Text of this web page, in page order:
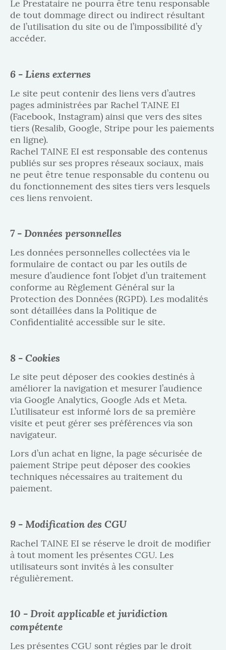
Le Prestataire ne pourra être tenu responsable
de tout dommage direct ou indirect résultant
de l’utilisation du site ou de l’impossibilité d’y
accéder.
6 - Liens externes
Le site peut contenir des liens vers d’autres
pages administrées par Rachel TAINE EI
(Facebook, Instagram) ainsi que vers des sites
tiers (Resalib, Google, Stripe pour les paiements
en ligne).
Rachel TAINE EI est responsable des contenus
publiés sur ses propres réseaux sociaux, mais
ne peut être tenue responsable du contenu ou
du fonctionnement des sites tiers vers lesquels
ces liens renvoient.
7 - Données personnelles
Les données personnelles collectées via le
formulaire de contact ou par les outils de
mesure d’audience font l’objet d’un traitement
conforme au Règlement Général sur la
Protection des Données (RGPD). Les modalités
sont détaillées dans la Politique de
Confidentialité accessible sur le site.
8 - Cookies
Le site peut déposer des cookies destinés à
améliorer la navigation et mesurer l’audience
via Google Analytics, Google Ads et Meta.
L’utilisateur est informé lors de sa première
visite et peut gérer ses préférences via son
navigateur.
Lors d’un achat en ligne, la page sécurisée de
paiement Stripe peut déposer des cookies
techniques nécessaires au traitement du
paiement.
9 - Modification des CGU
Rachel TAINE EI se réserve le droit de modifier
à tout moment les présentes CGU. Les
utilisateurs sont invités à les consulter
régulièrement.
10 - Droit applicable et juridiction
compétente
Les présentes CGU sont régies par le droit